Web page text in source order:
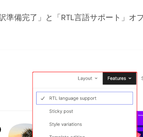
備完了」と「RTL言語サポート」オ